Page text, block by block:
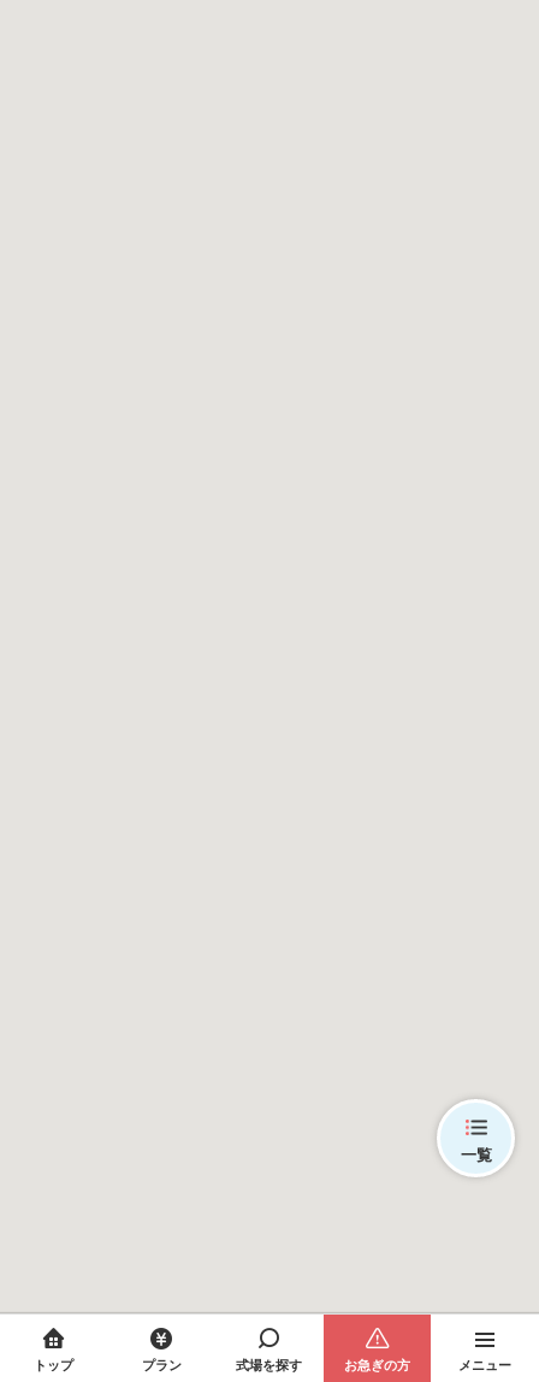
一覧
トップ プラン 式場を探す お急ぎの方 メニュー